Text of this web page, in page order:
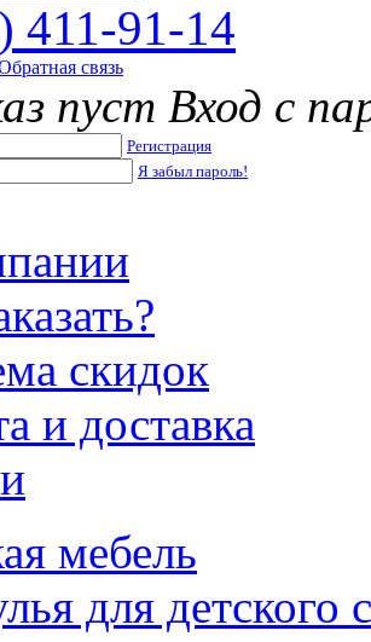
411-91-14
связь
пуст Вход с
Регистрация
Я забыл пароль!
скидок
и доставка
мебель
для детского